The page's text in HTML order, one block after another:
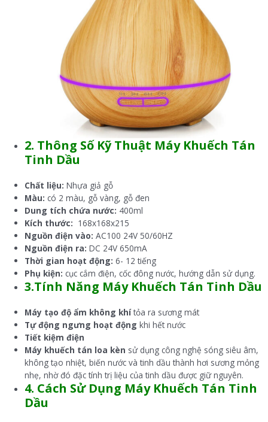
2. Thông Số Kỹ Thuật Máy Khuếch Tán
Tinh Dầu
Chất liệu: Nhựa giả gỗ
Màu: có 2 màu, gỗ vàng, gỗ đen
Dung tích chứa nước: 400ml
Kích thước: 168x168x215
Nguồn điện vào: AC100 24V 50/60HZ
Nguồn điện ra: DC 24V 650mA
Thời gian hoạt động: 6- 12 tiếng
Phụ kiện: cục cắm điện, cốc đông nước, hướng dẫn sử dụng.
3.Tính Năng Máy Khuếch Tán Tinh Dầu
Máy tạo độ ẩm không khítỏa ra sương mát
Tự động ngưng hoạt động khi hết nước
Tiết kiệm điện
Máy khuếch tán loa kèn sử dụng công nghệ sóng siêu âm,
không tạo nhiệt, biến nước và tinh dầu thành hơi sương mỏng
nhẹ, nhờ đó đặc tính trị liệu của tinh dầu được giữ nguyên.
4. Cách Sử Dụng Máy Khuếch Tán Tinh
Dầu